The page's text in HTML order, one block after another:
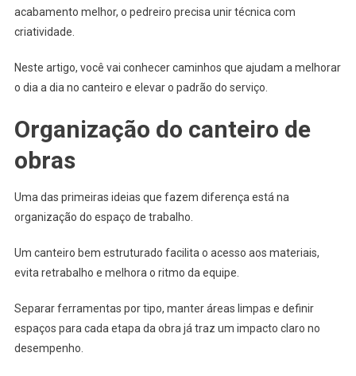
acabamento melhor, o pedreiro precisa unir técnica com
criatividade.
Neste artigo, você vai conhecer caminhos que ajudam a melhorar
o dia a dia no canteiro e elevar o padrão do serviço.
Organização do canteiro de
obras
Uma das primeiras ideias que fazem diferença está na
organização do espaço de trabalho.
Um canteiro bem estruturado facilita o acesso aos materiais,
evita retrabalho e melhora o ritmo da equipe.
Separar ferramentas por tipo, manter áreas limpas e definir
espaços para cada etapa da obra já traz um impacto claro no
desempenho.